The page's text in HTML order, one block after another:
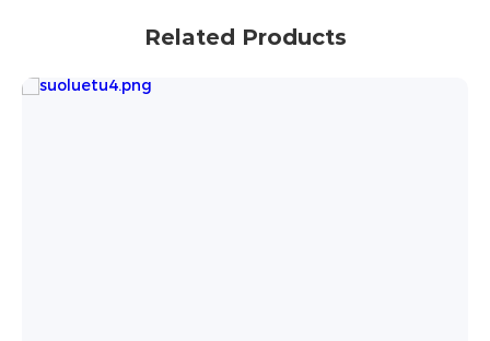
Related Products